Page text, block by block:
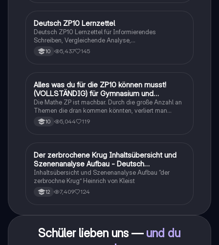
Deutsch
Deutsch ZP10 Lernzettel
Deutsch ZP10 Lernzettel für Informierendes
Schreiben, Vergleichende Analyse,
Sachtexte/Roman/Gedicht..
10 5,437 145
Mathe
Alles was du für die ZP10 können musst!
(VOLLSTÄNDIG) für Gymnasium und
Realschule
Die Mathe ZP ist machbar. Durch die große Anzahl an
Themen die dran kommen könnten, verliert man
schnell den Überblick. Also habe ich von den kleinsten
Themen bis hin zu den größten alles
10 5,044 119
Deutsch
Der zerbrochene Krug Inhaltsübersicht und
Szenenanalyse Aufbau - Deutsch
Q1/Q2/Abitur
Inhaltsübersicht und Szenenanalyse Aufbau “der
zerbrochne Krug” Heinrich von Kleist
12 7,409 124
Schüler lieben uns — und du